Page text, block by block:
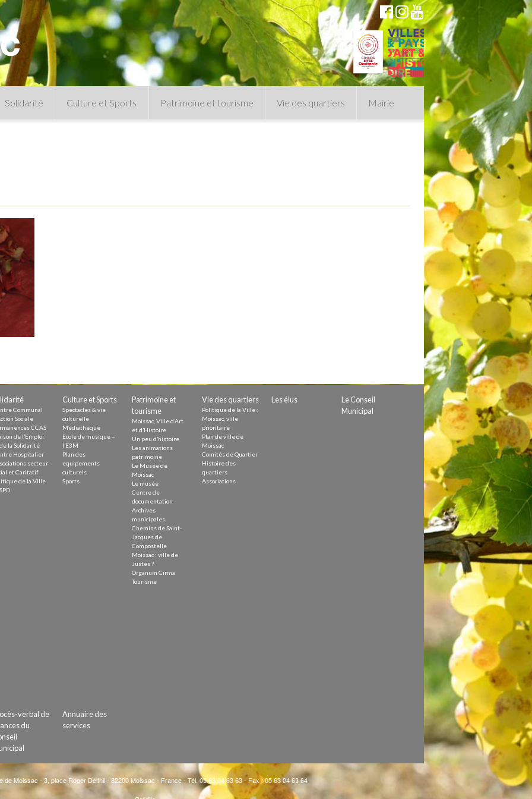
durable
Solidarité
intrafamiliales
Culture et Sports Patrimoine et tourisme
Le musée
Vie des quartiers Mairie
Communal
Sociale
CCAS
de l’Emploi
la Solidarité
Hospitalier
secteur
et Caritatif
de la Ville
Culture et Sports
Spectacles & vie
culturelle
Médiathèque
Ecole de musique –
l’E3M
Plan des
equipements
culturels
Sports
Patrimoine et
tourisme
Moissac, Ville d’Art
et d’Histoire
Un peu d’histoire
Les animations
patrimoine
Le Musée de
Moissac
Le musée
Centre de
documentation
Archives
municipales
Chemins de Saint-
Jacques de
Compostelle
Moissac : ville de
Justes ?
Organum Cirma
Tourisme
Vie des quartiers
Politique de la Ville :
Moissac, ville
prioritaire
Plan de ville de
Moissac
Comités de Quartier
Histoire des
quartiers
Associations
Les élus
Le Conseil
Municipal
verbal de
du
Annuaire des
services
de Moissac - 3, place Roger Delthil - 82200 Moissac - France - Tél. 05 63 04 63 63 - Fax : 05 63 04 63 64